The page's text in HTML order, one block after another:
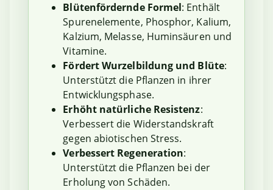
Blütenfördernde Formel: Enthält
Spurenelemente, Phosphor, Kalium,
Kalzium, Melasse, Huminsäuren und
Vitamine.
Fördert Wurzelbildung und Blüte:
Unterstützt die Pflanzen in ihrer
Entwicklungsphase.
Erhöht natürliche Resistenz:
Verbessert die Widerstandskraft
gegen abiotischen Stress.
Verbessert Regeneration:
Unterstützt die Pflanzen bei der
Erholung von Schäden.